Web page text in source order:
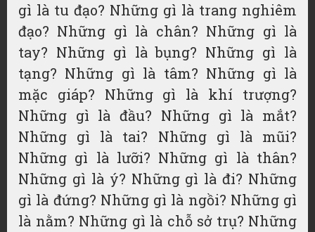
gì là tu đạo? Những gì là trang nghiêm
đạo? Những gì là chân? Những gì là
tay? Những gì là bụng? Những gì là
tạng? Những gì là tâm? Những gì là
mặc giáp? Những gì là khí trượng?
Những gì là đầu? Những gì là mắt?
Những gì là tai? Những gì là mũi?
Những gì là lưỡi? Những gì là thân?
Những gì là ý? Những gì là đi? Những
gì là đứng? Những gì là ngồi? Những gì
là nằm? Những gì là chỗ sở trụ? Những